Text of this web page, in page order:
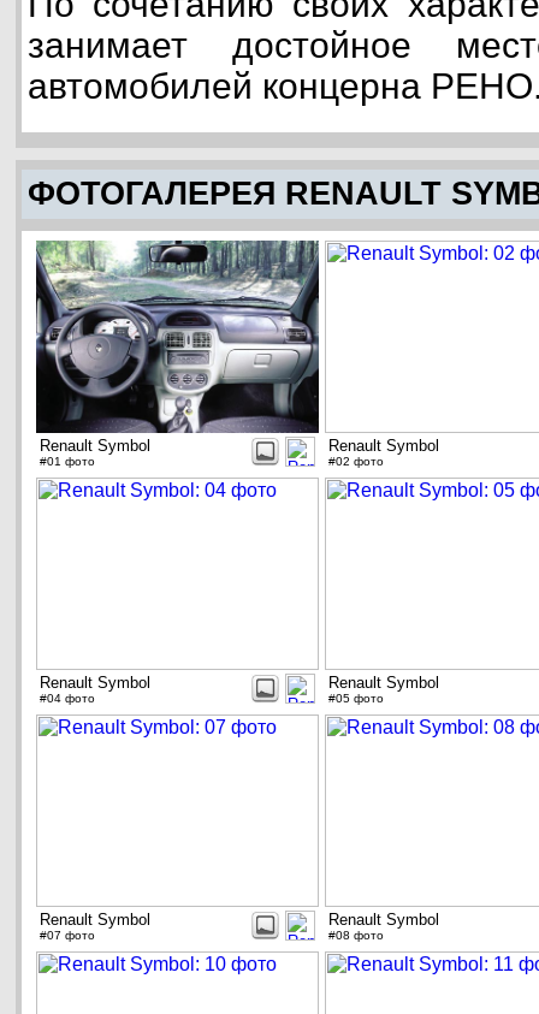
занимает достойное
автомобилей концерна
ФОТОГАЛЕРЕЯ RENAULT
Renault Symbol
#01 фото
Renault Symbol
#02 фото
Renault Symbol
#04 фото
Renault Symbol
#05 фото
Renault Symbol
#07 фото
Renault Symbol
#08 фото